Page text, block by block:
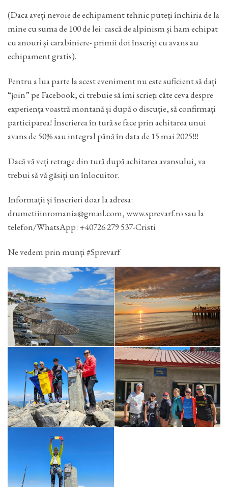
(Daca aveți nevoie de echipament tehnic puteți închiria de la
mine cu suma de 100 de lei: cască de alpinism și ham echipat
cu anouri și carabiniere- primii doi înscriși cu avans au
echipament gratis).
Pentru a lua parte la acest eveniment nu este suficient să dați
“join” pe Facebook, ci trebuie să îmi scrieți câte ceva despre
experiența voastră montană și după o discuție, să confirmați
participarea! Înscrierea în tură se face prin achitarea unui
avans de 50% sau integral până în data de 15 mai 2025!!!
Dacă vă veți retrage din tură după achitarea avansului, va
trebui să vă găsiți un înlocuitor.
Informații și înscrieri doar la adresa:
drumetiiinromania@gmail.com, www.sprevarf.ro sau la
telefon/WhatsApp: +40726 279 537-Cristi
Ne vedem prin munți #Sprevarf